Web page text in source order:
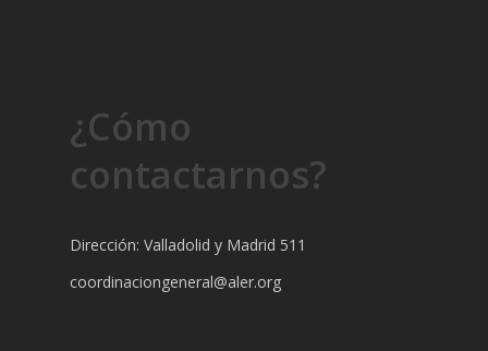
¿Cómo
contactarnos?
Dirección: Valladolid y Madrid 511
coordinaciongeneral@aler.org